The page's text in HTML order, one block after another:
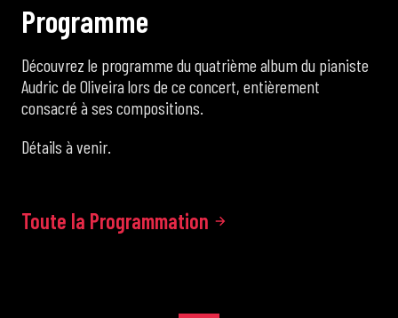
Programme
Découvrez le programme du quatrième album du pianiste
Audric de Oliveira lors de ce concert, entièrement
consacré à ses compositions.
Détails à venir.
Toute la Programmation